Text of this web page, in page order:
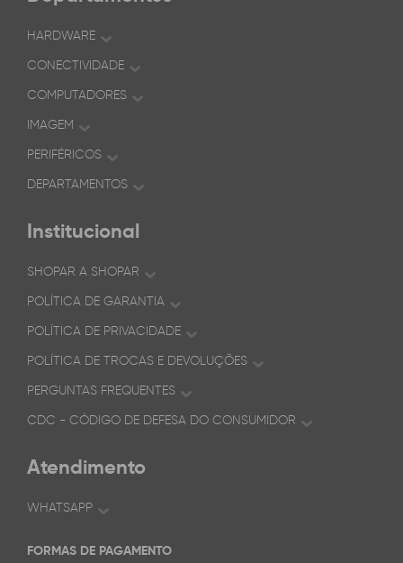
HARDWARE
CONECTIVIDADE
COMPUTADORES
IMAGEM
PERIFÉRICOS
DEPARTAMENTOS
Institucional
SHOPAR A SHOPAR
POLÍTICA DE GARANTIA
POLÍTICA DE PRIVACIDADE
POLÍTICA DE TROCAS E DEVOLUÇÕES
PERGUNTAS FREQUENTES
CDC - CÓDIGO DE DEFESA DO CONSUMIDOR
Atendimento
WHATSAPP
FORMAS DE PAGAMENTO